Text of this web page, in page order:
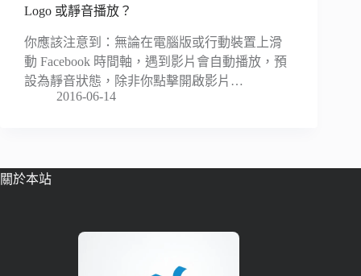
Logo 或靜音播放？
你應該注意到：無論在電腦版或行動裝置上滑
動 Facebook 時間軸，遇到影片會自動播放，預
設為靜音狀態，除非你點擊開啟影片…
2016-06-14
關於本站